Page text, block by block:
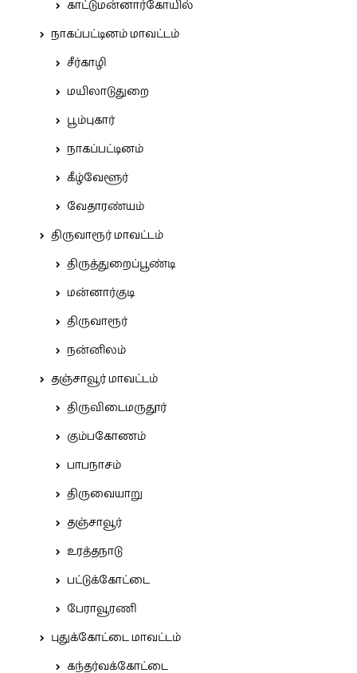
காட்டுமன்னார்கோயில்
நாகப்பட்டினம் மாவட்டம்
சீர்காழி
மயிலாடுதுறை
பூம்புகார்
நாகப்பட்டினம்
கீழ்வேளூர்
வேதாரண்யம்
திருவாரூர் மாவட்டம்
திருத்துறைப்பூண்டி
மன்னார்குடி
திருவாரூர்
நன்னிலம்
தஞ்சாவூர் மாவட்டம்
திருவிடைமருதூர்
கும்பகோணம்
பாபநாசம்
திருவையாறு
தஞ்சாவூர்
உரத்தநாடு
பட்டுக்கோட்டை
பேராவூரணி
புதுக்கோட்டை மாவட்டம்
கந்தர்வக்கோட்டை